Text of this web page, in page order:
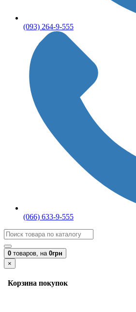
(093) 264-9-555
(066) 633-9-555
0 товаров, на 0грн
×
Корзина покупок